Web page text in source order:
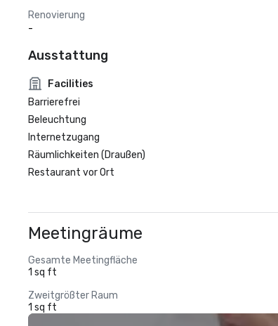
Renovierung
-
Ausstattung
Facilities
Barrierefrei
Beleuchtung
Internetzugang
Räumlichkeiten (Draußen)
Restaurant vor Ort
Meetingräume
Gesamte Meetingfläche
1 sq ft
Zweitgrößter Raum
1 sq ft